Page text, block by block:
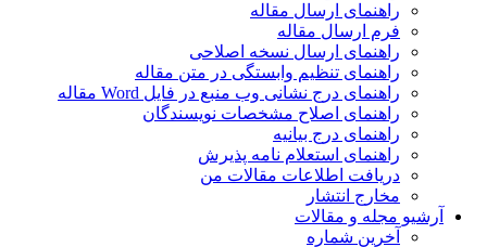
راهنمای ارسال مقاله
فرم ارسال مقاله
راهنمای ارسال نسخه اصلاحی
راهنمای تنظیم وابستگی در متن مقاله
راهنمای درج نشانی وب منبع در فایل Word مقاله
راهنمای اصلاح مشخصات نویسندگان
راهنمای درج بیانیه
راهنمای استعلام نامه پذیرش
دریافت اطلاعات مقالات من
مخارج انتشار
آرشیو مجله و مقالات
آخرین شماره